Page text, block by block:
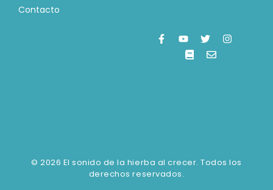
Contacto
© 2026 El sonido de la hierba al crecer. Todos los
derechos reservados.